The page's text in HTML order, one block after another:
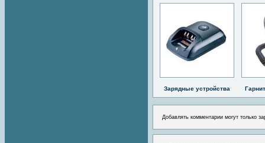
Зарядные устройства
Добавлять комментарии могут только